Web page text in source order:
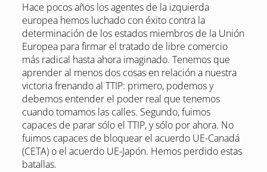
Hace pocos años los agentes de la izquierda
europea hemos luchado con éxito contra la
determinación de los estados miembros de la Unión
Europea para firmar el tratado de libre comercio
más radical hasta ahora imaginado. Tenemos que
aprender al menos dos cosas en relación a nuestra
victoria frenando al TTIP: primero, podemos y
debemos entender el poder real que tenemos
cuando tomamos las calles. Segundo, fuimos
capaces de parar sólo el TTIP, y sólo por ahora. No
fuimos capaces de bloquear el acuerdo UE-Canadá
(CETA) o el acuerdo UE-Japón. Hemos perdido estas
batallas.